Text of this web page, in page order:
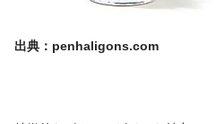
出典：penhaligons.com